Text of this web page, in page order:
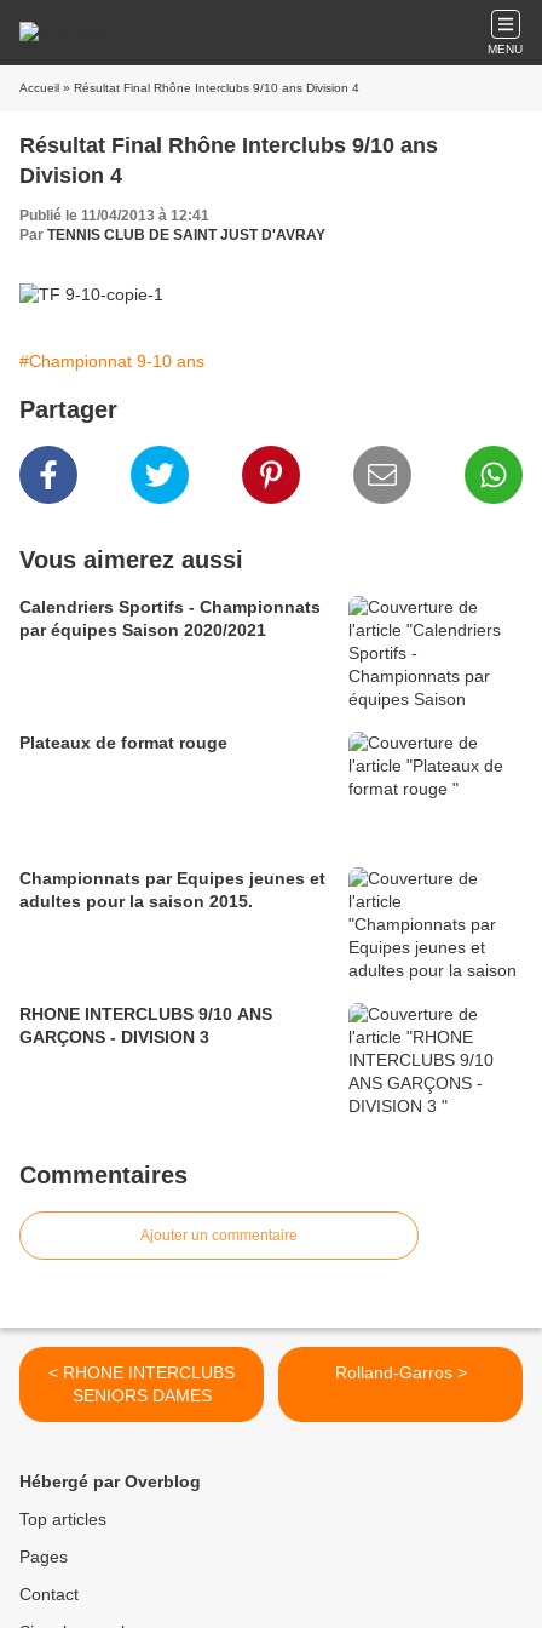
MENU
Accueil » Résultat Final Rhône Interclubs 9/10 ans Division 4
Résultat Final Rhône Interclubs 9/10 ans
Division 4
Publié le 11/04/2013 à 12:41
Par TENNIS CLUB DE SAINT JUST D'AVRAY
#Championnat 9-10 ans
Partager
Vous aimerez aussi
Calendriers Sportifs - Championnats
par équipes Saison 2020/2021
Plateaux de format rouge
Championnats par Equipes jeunes et
adultes pour la saison 2015.
RHONE INTERCLUBS 9/10 ANS
GARÇONS - DIVISION 3
Commentaires
Ajouter un commentaire
< RHONE INTERCLUBS
SENIORS DAMES
Rolland-Garros >
Hébergé par Overblog
Top articles
Pages
Contact